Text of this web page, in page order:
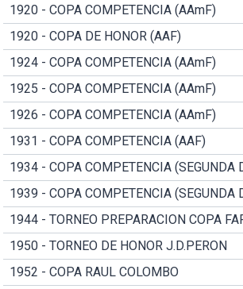
1920 - COPA COMPETENCIA (AAmF)
1920 - COPA DE HONOR (AAF)
1924 - COPA COMPETENCIA (AAmF)
1925 - COPA COMPETENCIA (AAmF)
1926 - COPA COMPETENCIA (AAmF)
1931 - COPA COMPETENCIA (AAF)
1934 - COPA COMPETENCIA (SEGUNDA
1939 - COPA COMPETENCIA (SEGUNDA
1944 - TORNEO PREPARACION COPA
1950 - TORNEO DE HONOR J.D.PERON
1952 - COPA RAUL COLOMBO